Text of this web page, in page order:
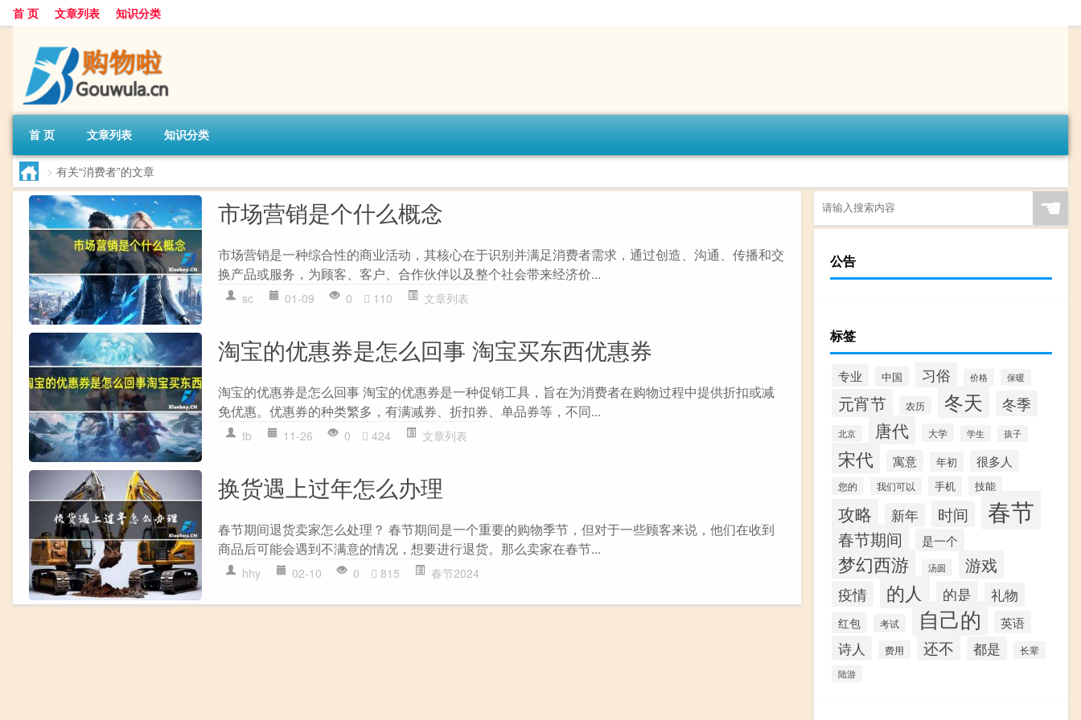
首 页 文章列表 知识分类
首 页 文章列表 知识分类
> 有关“消费者”的文章
市场营销是个什么概念
市场营销是一种综合性的商业活动，其核心在于识别并满足消费者需求，通过创造、沟通、传播和交
换产品或服务，为顾客、客户、合作伙伴以及整个社会带来经济价...
sc 01-09 0 110 文章列表
淘宝的优惠券是怎么回事 淘宝买东西优惠券
淘宝的优惠券是怎么回事 淘宝的优惠券是一种促销工具，旨在为消费者在购物过程中提供折扣或减
免优惠。优惠券的种类繁多，有满减券、折扣券、单品券等，不同...
tb 11-26 0 424 文章列表
换货遇上过年怎么办理
春节期间退货卖家怎么处理？ 春节期间是一个重要的购物季节，但对于一些顾客来说，他们在收到
商品后可能会遇到不满意的情况，想要进行退货。那么卖家在春节...
hhy 02-10 0 815 春节2024
☚
公告
标签
专业 中国 习俗 价格 保暖
元宵节 农历 冬天 冬季
北京 唐代 大学 学生 孩子
宋代 寓意 年初 很多人
您的 我们可以 手机 技能
攻略 新年 时间 春节
春节期间 是一个
梦幻西游 汤圆 游戏
疫情 的人 的是 礼物
红包 考试 自己的 英语
诗人 费用 还不 都是 长辈
陆游